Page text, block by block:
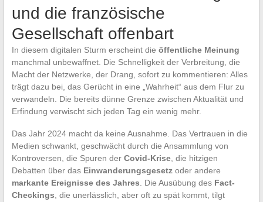
und die französische
Gesellschaft offenbart
In diesem digitalen Sturm erscheint die öffentliche Meinung
manchmal unbewaffnet. Die Schnelligkeit der Verbreitung, die
Macht der Netzwerke, der Drang, sofort zu kommentieren: Alles
trägt dazu bei, das Gerücht in eine „Wahrheit“ aus dem Flur zu
verwandeln. Die bereits dünne Grenze zwischen Aktualität und
Erfindung verwischt sich jeden Tag ein wenig mehr.
Das Jahr 2024 macht da keine Ausnahme. Das Vertrauen in die
Medien schwankt, geschwächt durch die Ansammlung von
Kontroversen, die Spuren der Covid-Krise, die hitzigen
Debatten über das Einwanderungsgesetzoder andere
markante Ereignisse des Jahres . Die Ausübung des Fact-
Checkings , die unerlässlich, aber oft zu spät kommt, tilgt